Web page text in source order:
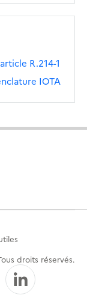
R.214-1
IOTA
droits réservés.
RSS